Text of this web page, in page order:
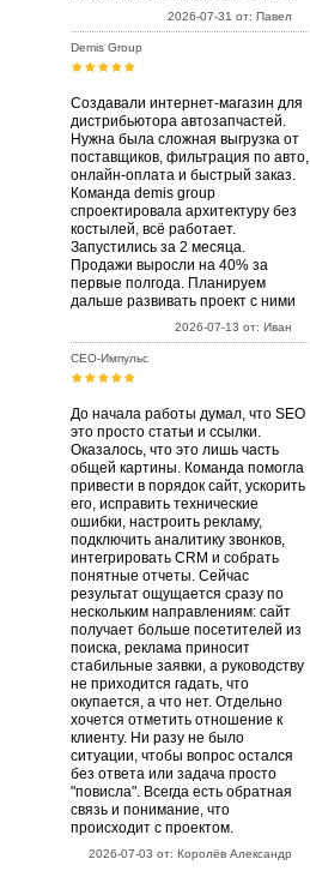
2026-07-31 от: Павел
Demis Group
Создавали интернет-магазин для
дистрибьютора автозапчастей.
Нужна была сложная выгрузка от
поставщиков, фильтрация по авто,
онлайн-оплата и быстрый заказ.
Команда demis group
спроектировала архитектуру без
костылей, всё работает.
Запустились за 2 месяца.
Продажи выросли на 40% за
первые полгода. Планируем
дальше развивать проект с ними
2026-07-13 от: Иван
СЕО-Импульс
До начала работы думал, что SEO
это просто статьи и ссылки.
Оказалось, что это лишь часть
общей картины. Команда помогла
привести в порядок сайт, ускорить
его, исправить технические
ошибки, настроить рекламу,
подключить аналитику звонков,
интегрировать CRM и собрать
понятные отчеты. Сейчас
результат ощущается сразу по
нескольким направлениям: сайт
получает больше посетителей из
поиска, реклама приносит
стабильные заявки, а руководству
не приходится гадать, что
окупается, а что нет. Отдельно
хочется отметить отношение к
клиенту. Ни разу не было
ситуации, чтобы вопрос остался
без ответа или задача просто
"повисла". Всегда есть обратная
связь и понимание, что
происходит с проектом.
2026-07-03 от: Королёв Александр